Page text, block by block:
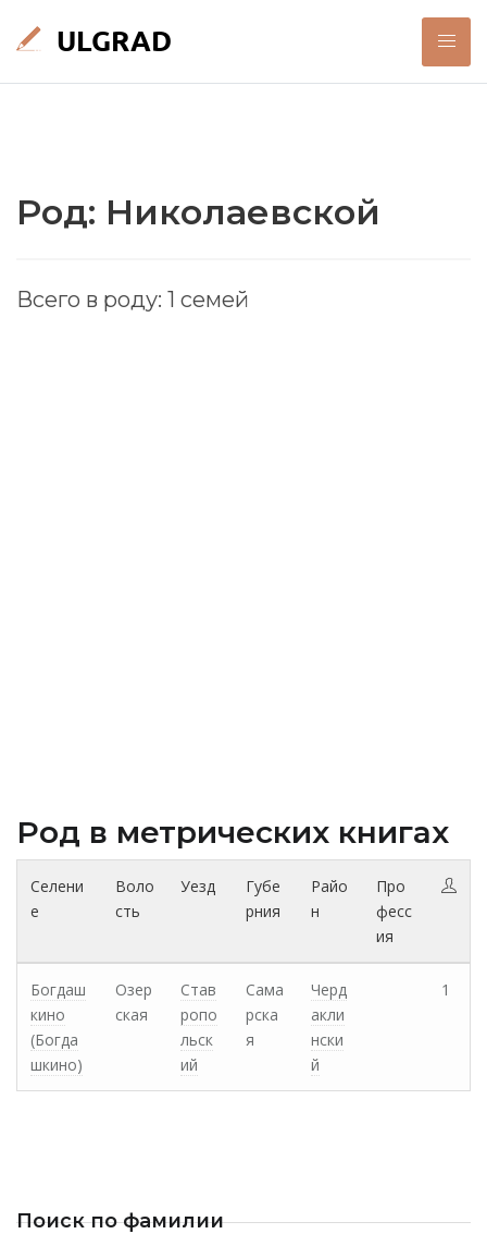
Род: Николаевской
Всего в роду: 1 семей
Род в метрических книгах
Селени
е
Воло
сть
Уезд
Губе
рния
Райо
н
Про
фесс
ия
Богдаш
кино
(Богда
шкино)
Озер
ская
Став
ропо
льск
ий
Сама
рска
я
Черд
акли
нски
й
1
Поиск по фамилии